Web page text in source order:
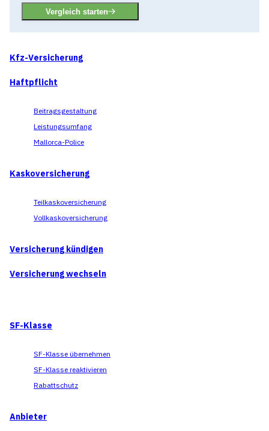
Vergleich starten
Kfz-Versicherung
Haftpflicht
Beitragsgestaltung
Leistungsumfang
Mallorca-Police
Kaskoversicherung
Teilkaskoversicherung
Vollkaskoversicherung
Versicherung kündigen
Versicherung wechseln
SF-Klasse
SF-Klasse übernehmen
SF-Klasse reaktivieren
Rabattschutz
Anbieter